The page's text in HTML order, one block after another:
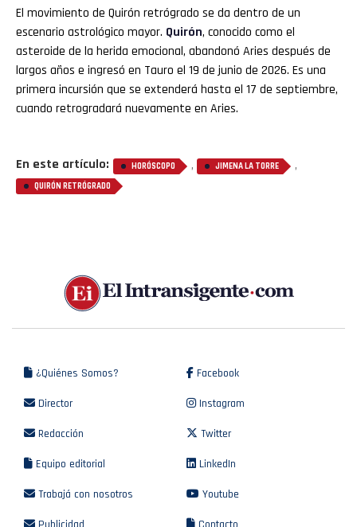
El movimiento de Quirón retrógrado se da dentro de un
escenario astrológico mayor. Quirón, conocido como el
asteroide de la herida emocional, abandonó Aries después de
largos años e ingresó en Tauro el 19 de junio de 2026. Es una
primera incursión que se extenderá hasta el 17 de septiembre,
cuando retrogradará nuevamente en Aries.
En este artículo: HORÓSCOPO , JIMENA LA TORRE ,
QUIRÓN RETRÓGRADO
¿Quiénes Somos?
Director
Redacción
Equipo editorial
Trabajá con nosotros
Facebook
Instagram
Twitter
LinkedIn
Youtube